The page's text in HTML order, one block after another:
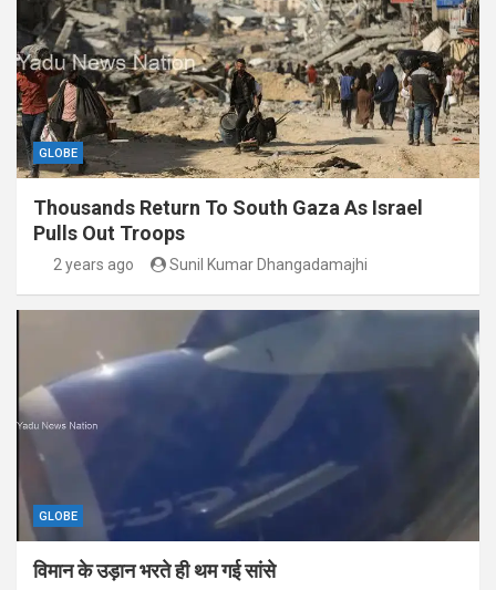
GLOBE
Thousands Return To South Gaza As Israel
Pulls Out Troops
2 years ago Sunil Kumar Dhangadamajhi
GLOBE
विमान के उड़ान भरते ही थम गई सांसे